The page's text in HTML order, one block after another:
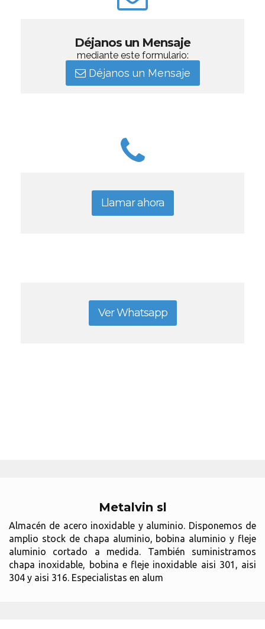
Déjanos un Mensaje
mediante este formulario:
Déjanos un Mensaje
Llamar ahora
Ver Whatsapp
Metalvin sl
Almacén de acero inoxidable y aluminio. Disponemos de
amplio stock de chapa aluminio, bobina aluminio y fleje
aluminio cortado a medida. También suministramos
chapa inoxidable, bobina e fleje inoxidable aisi 301, aisi
304 y aisi 316. Especialistas en alum